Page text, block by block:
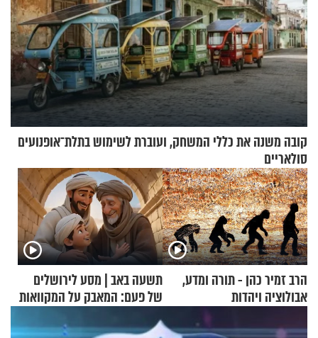
קובה משנה את כללי המשחק, ועוברת לשימוש בתלת־אופנועים
סולאריים
הרב זמיר כהן - תורה ומדע,
אבולוציה ויהדות
תשעה באב | מסע לירושלים
של פעם: המאבק על המקוואות